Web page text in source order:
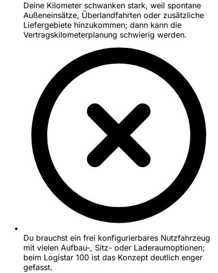
Deine Kilometer schwanken stark, weil spontane
Außeneinsätze, Überlandfahrten oder zusätzliche
Liefergebiete hinzukommen; dann kann die
Vertragskilometerplanung schwierig werden.
Du brauchst ein frei konfigurierbares Nutzfahrzeug
mit vielen Aufbau-, Sitz- oder Laderaumoptionen;
beim Logistar 100 ist das Konzept deutlich enger
gefasst.